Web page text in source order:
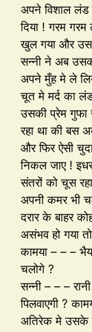
अपने विशाल लंड
दिया ! गरम गरम
खुल गया और
सन्नी ने अब
अपने मुँह मे ले
चूत मे मर्द का
उसकी प्रेम गुफा
रहा था की बस
और फिर ऐसी
निकल जाए !
संतरों को चूस
अपनी कमर भी
दरार के बाहर
असंभव हो गया तो
कामया – – –
चलोगे ?
सन्नी – – –
पिलवाएगी ?
अतिरेक मे उसके